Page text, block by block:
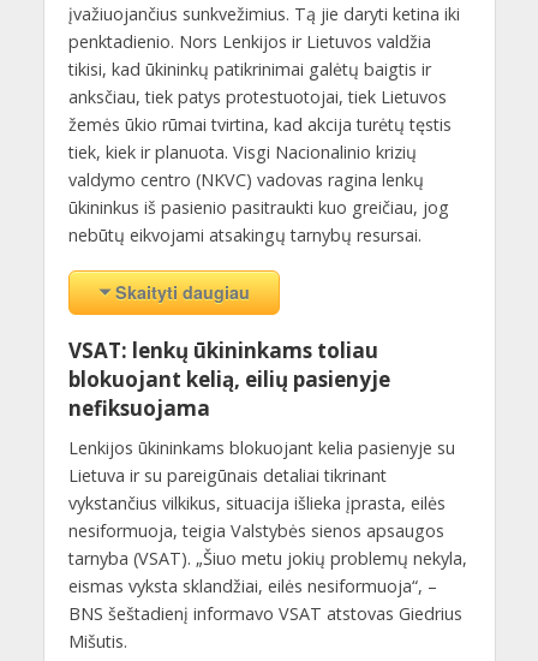
įvažiuojančius sunkvežimius. Tą jie daryti ketina iki
penktadienio. Nors Lenkijos ir Lietuvos valdžia
tikisi, kad ūkininkų patikrinimai galėtų baigtis ir
anksčiau, tiek patys protestuotojai, tiek Lietuvos
žemės ūkio rūmai tvirtina, kad akcija turėtų tęstis
tiek, kiek ir planuota. Visgi Nacionalinio krizių
valdymo centro (NKVC) vadovas ragina lenkų
ūkininkus iš pasienio pasitraukti kuo greičiau, jog
nebūtų eikvojami atsakingų tarnybų resursai.
Skaityti daugiau
VSAT: lenkų ūkininkams toliau
blokuojant kelią, eilių pasienyje
nefiksuojama
Lenkijos ūkininkams blokuojant kelia pasienyje su
Lietuva ir su pareigūnais detaliai tikrinant
vykstančius vilkikus, situacija išlieka įprasta, eilės
nesiformuoja, teigia Valstybės sienos apsaugos
tarnyba (VSAT). „Šiuo metu jokių problemų nekyla,
eismas vyksta sklandžiai, eilės nesiformuoja“, –
BNS šeštadienį informavo VSAT atstovas Giedrius
Mišutis.